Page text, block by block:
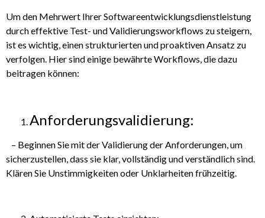
Um den Mehrwert Ihrer Softwareentwicklungsdienstleistung
durch effektive Test- und Validierungsworkflows zu steigern,
ist es wichtig, einen strukturierten und proaktiven Ansatz zu
verfolgen. Hier sind einige bewährte Workflows, die dazu
beitragen können:
Anforderungsvalidierung:
– Beginnen Sie mit der Validierung der Anforderungen, um
sicherzustellen, dass sie klar, vollständig und verständlich sind.
Klären Sie Unstimmigkeiten oder Unklarheiten frühzeitig.